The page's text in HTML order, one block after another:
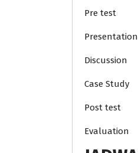
Pre test
Presentation
Discussion
Case Study
Post test
Evaluation